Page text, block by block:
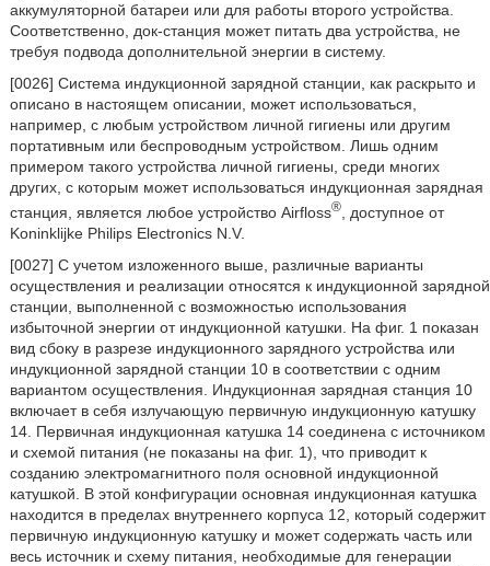
аккумуляторной батареи или для работы второго устройства.
Соответственно, док-станция может питать два устройства, не
требуя подвода дополнительной энергии в систему.
[0026] Система индукционной зарядной станции, как раскрыто и
описано в настоящем описании, может использоваться,
например, с любым устройством личной гигиены или другим
портативным или беспроводным устройством. Лишь одним
примером такого устройства личной гигиены, среди многих
других, с которым может использоваться индукционная зарядная
станция, является любое устройство Airfloss®, доступное от
Koninklijke Philips Electronics N.V.
[0027] С учетом изложенного выше, различные варианты
осуществления и реализации относятся к индукционной зарядной
станции, выполненной с возможностью использования
избыточной энергии от индукционной катушки. На фиг. 1 показан
вид сбоку в разрезе индукционного зарядного устройства или
индукционной зарядной станции 10 в соответствии с одним
вариантом осуществления. Индукционная зарядная станция 10
включает в себя излучающую первичную индукционную катушку
14. Первичная индукционная катушка 14 соединена с источником
и схемой питания (не показаны на фиг. 1), что приводит к
созданию электромагнитного поля основной индукционной
катушкой. В этой конфигурации основная индукционная катушка
находится в пределах внутреннего корпуса 12, который содержит
первичную индукционную катушку и может содержать часть или
весь источник и схему питания, необходимые для генерации